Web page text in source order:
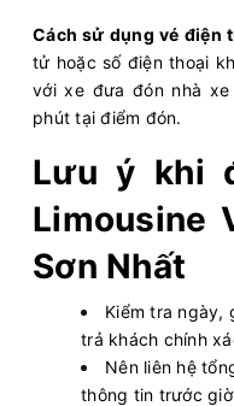
09:0010/08/2026
Vũng Tàu
Giá vé: 230.000
Văn phòng Hoa Mai
Vũng Tàu
Hoa Mai
Cách sử dụng vé điện
tử hoặc số điện thoại
với xe đưa đón nhà
phút tại điểm đón.
Lưu ý khi
Limousine
Sơn Nhất
Kiểm tra ngày,
trả khách chính
Nên liên hệ
thông tin trước